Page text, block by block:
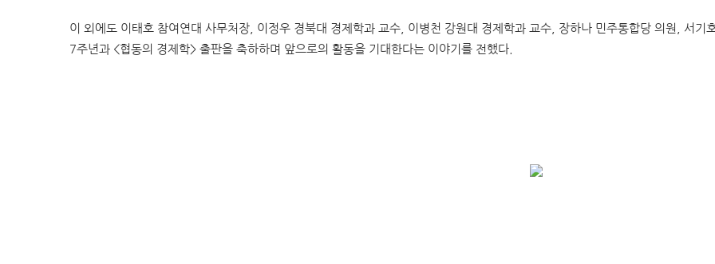
이 외에도 이태호 참여연대 사무처장, 이정우 경북대 경제학과 교수, 이병천 강원대 경제학과 교수, 장하나 민주통합당 의원, 서기
7주년과 <협동의 경제학> 출판을 축하하며 앞으로의 활동을 기대한다는 이야기를 전했다.